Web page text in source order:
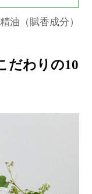
油（賦香成分）
だわりの10